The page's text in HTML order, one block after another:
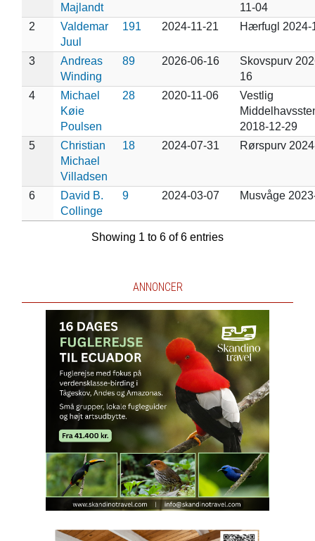
Majlandt
11-04
2
Valdemar
Juul
191 2024-11-21 Hærfugl 2024-
3
Andreas
Winding
89 2026-06-16
Skovspurv
16
4
Michael
Køie
Poulsen
28 2020-11-06
Vestlig
2018-12-29
5
Christian
Michael
Villadsen
18 2024-07-31 Rørspurv
6
David B.
Collinge
9 2024-03-07 Musvåge
Showing 1 to 6 of 6 entries
ANNONCER